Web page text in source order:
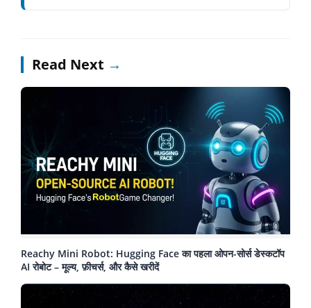
Read Next →
Reachy Mini Robot: Hugging Face का पहला ओपन-सोर्स डेस्कटॉप
AI रोबोट – मूल्य, फ़ीचर्स, और कैसे खरीदें